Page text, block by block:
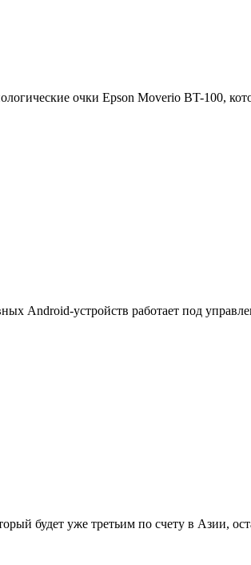
очки Epson Moverio BT-100,
Android-устройств работает под
будет уже третьим по счету в Азии,